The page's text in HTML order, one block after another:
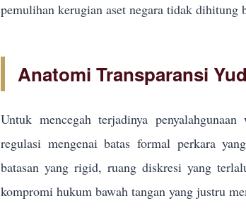
pemulihan kerugian aset negara tidak dihitung
Anatomi Transparansi
Untuk mencegah terjadinya
regulasi mengenai batas formal perkara
batasan yang rigid, ruang diskresi yang
kompromi hukum bawah tangan yang justru